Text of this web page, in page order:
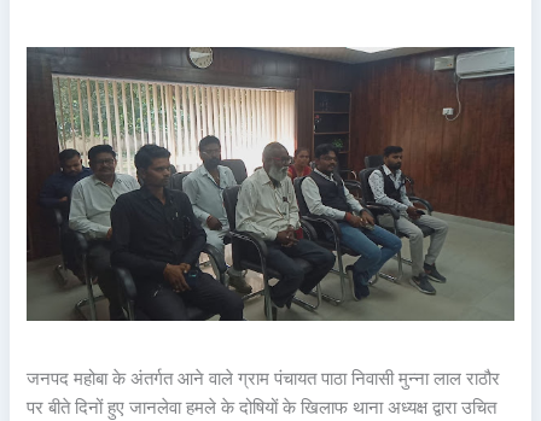
जनपद महोबा के अंतर्गत आने वाले ग्राम पंचायत पाठा निवासी मुन्ना लाल राठौर
पर बीते दिनों हुए जानलेवा हमले के दोषियों के खिलाफ थाना अध्यक्ष द्वारा उचित